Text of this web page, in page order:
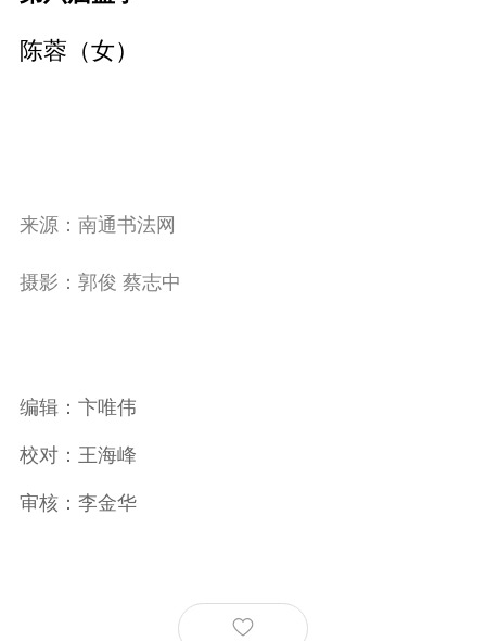
陈蓉（女）
来源：南通书法网
摄影：郭俊 蔡志中
编辑：卞唯伟
校对：王海峰
审核：李金华